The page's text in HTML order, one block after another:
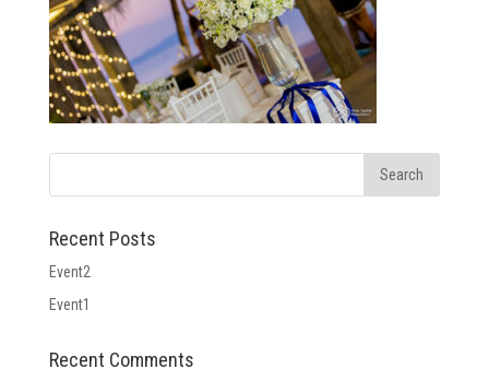
Recent Posts
Event2
Event1
Recent Comments